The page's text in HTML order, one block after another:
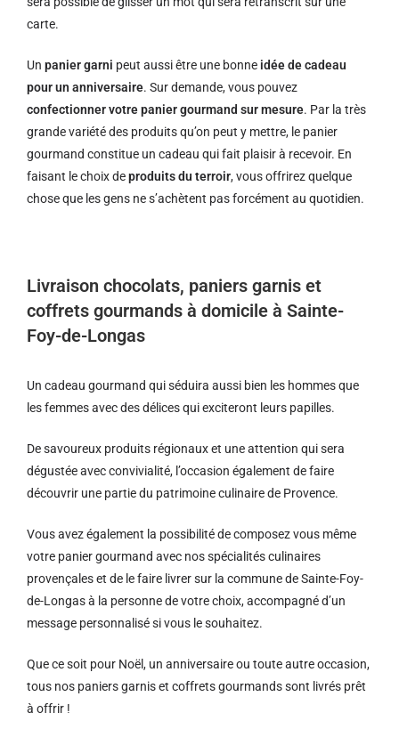
carte.
Un panier garni peut aussi être une bonne idée de cadeau
pour un anniversaire. Sur demande, vous pouvez
confectionner votre panier gourmand sur mesure. Par la très
grande variété des produits qu’on peut y mettre, le panier
gourmand constitue un cadeau qui fait plaisir à recevoir. En
faisant le choix deproduits du terroir, vous offrirez quelque
chose que les gens ne s’achètent pas forcément au quotidien.
Livraison chocolats, paniers garnis et
coffrets gourmands à domicile à Sainte-
Foy-de-Longas
Un cadeau gourmand qui séduira aussi bien les hommes que
les femmes avec des délices qui exciteront leurs papilles.
De savoureux produits régionaux et une attention qui sera
dégustée avec convivialité, l’occasion également de faire
découvrir une partie du patrimoine culinaire de Provence.
Vous avez également la possibilité de composez vous même
votre panier gourmand avec nos spécialités culinaires
provençales et de le faire livrer sur la commune de Sainte-Foy-
de-Longas à la personne de votre choix, accompagné d’un
message personnalisé si vous le souhaitez.
Que ce soit pour Noël, un anniversaire ou toute autre occasion,
tous nos paniers garnis et coffrets gourmands sont livrés prêt
à offrir !